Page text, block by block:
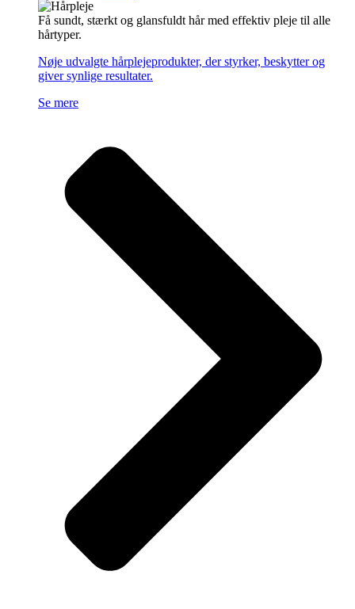
Få sundt, stærkt og glansfuldt hår med effektiv pleje til alle
hårtyper.
Nøje udvalgte hårplejeprodukter, der styrker, beskytter og
giver synlige resultater.
Se mere